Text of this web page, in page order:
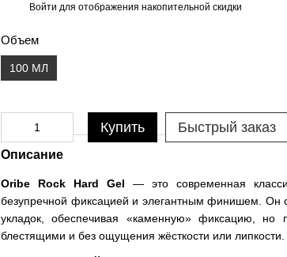
Войти для отображения накопительной скидки
Объем
100 МЛ
Купить Быстрый заказ
Описание
Oribe Rock Hard Gel — это современная
безупречной фиксацией и элегантным финишем. Он
укладок, обеспечивая «каменную» фиксацию, но
блестящими и без ощущения жёсткости или липкости.